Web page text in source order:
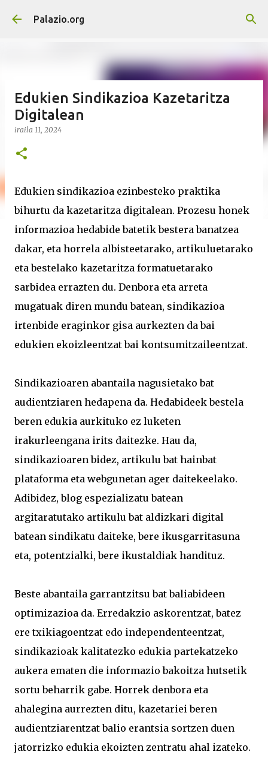
Saltatu eta joan eduki nagusira
Palazio.org
Edukien Sindikazioa Kazetaritza
Digitalean
iraila 11, 2024
Edukien sindikazioa ezinbesteko praktika
bihurtu da kazetaritza digitalean. Prozesu honek
informazioa hedabide batetik bestera banatzea
dakar, eta horrela albisteetarako, artikuluetarako
eta bestelako kazetaritza formatuetarako
sarbidea errazten du. Denbora eta arreta
mugatuak diren mundu batean, sindikazioa
irtenbide eraginkor gisa aurkezten da bai
edukien ekoizleentzat bai kontsumitzaileentzat.
Sindikazioaren abantaila nagusietako bat
audientziaren hedapena da. Hedabideek bestela
beren edukia aurkituko ez luketen
irakurleengana irits daitezke. Hau da,
sindikazioaren bidez, artikulu bat hainbat
plataforma eta webgunetan ager daitekeelako.
Adibidez, blog espezializatu batean
argitaratutako artikulu bat aldizkari digital
batean sindikatu daiteke, bere ikusgarritasuna
eta, potentzialki, bere ikustaldiak handituz.
Beste abantaila garrantzitsu bat baliabideen
optimizazioa da. Erredakzio askorentzat, batez
ere txikiagoentzat edo independenteentzat,
sindikazioak kalitatezko edukia partekatzeko
aukera ematen die informazio bakoitza hutsetik
sortu beharrik gabe. Horrek denbora eta
ahalegina aurrezten ditu, kazetariei beren
audientziarentzat balio erantsia sortzen duen
jatorrizko edukia ekoizten zentratu ahal izateko.